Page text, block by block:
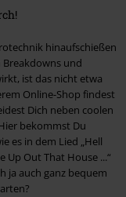
hinaufschießen
und
ist das nicht etwa
Online-Shop findest
Dich neben coolen
bekommst Du
es in dem Lied „Hell
Up Out That House ...“
ja auch ganz bequem